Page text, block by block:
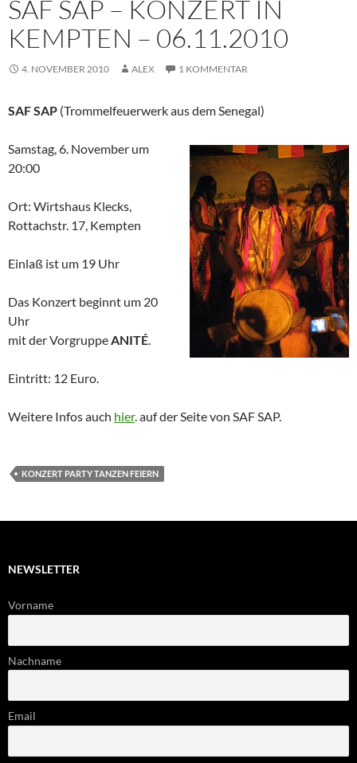
SAF SAP – KONZERT IN
KEMPTEN – 06.11.2010
4. NOVEMBER 2010 ALEX 1 KOMMENTAR
SAF SAP (Trommelfeuerwerk aus dem Senegal)
Samstag, 6. November um
20:00
Ort: Wirtshaus Klecks,
Rottachstr. 17, Kempten
Einlaß ist um 19 Uhr
Das Konzert beginnt um 20
Uhr
mit der VorgruppeANITÉ.
Eintritt: 12 Euro.
Weitere Infos auch hier. auf der Seite von SAF SAP.
KONZERT PARTY TANZEN FEIERN
NEWSLETTER
Vorname
Nachname
Email